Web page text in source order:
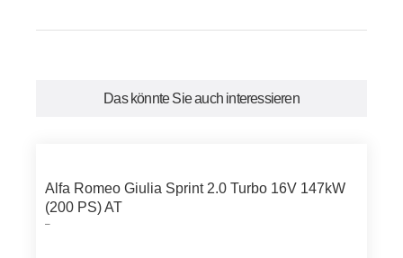
Das könnte Sie auch interessieren
Alfa Romeo Giulia Sprint 2.0 Turbo 16V 147kW
(200 PS) AT
–